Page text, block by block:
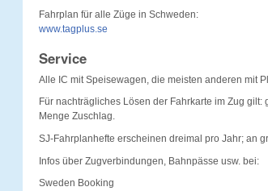
Fahrplan für alle Züge in Schweden:
www.tagplus.se
Service
Alle IC mit Speisewagen, die meisten anderen mit
Für nachträgliches Lösen der Fahrkarte im Zug
Menge Zuschlag.
SJ-Fahrplanhefte erscheinen dreimal pro Jahr; an
Infos über Zugverbindungen, Bahnpässe usw. bei:
Sweden Booking